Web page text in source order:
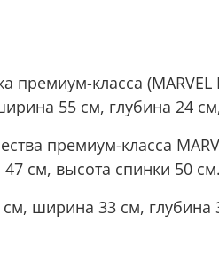
премиум-класса (MARVEL
55 см, глубина 24
премиум-класса
см, высота спинки 50 см.
ширина 33 см, глубина